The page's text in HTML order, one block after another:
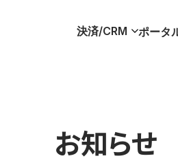
決済/CRM ポータ
お知らせ